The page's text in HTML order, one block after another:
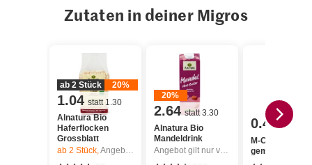
Zutaten in deiner Migros
ab 2 Stück 20%
1.04 statt 1.30
Alnatura Bio
Haferflocken
Grossblatt
ab 2 Stück,Angebot gilt nur vom 6.8. bis 12.8.2026, solange Vorrat.
20%
2.64 statt 3.30
Alnatura Bio
Mandeldrink
Angebot gilt nur vom 6.8. bis 12.8.2026, solange Vorrat.
0.45
M-Classic Zimt
gemahlen